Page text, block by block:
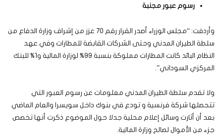
رسوم عبور مجنبة
وأردفت: “مجلس الوزراء أصدر القرار رقم 70 عزز من إشراف وزارة الدفاع من
سلطة الطيران المدني وحتى الشركات القابضة للمطارات وفي عهد
النظام البائد كانت المطارات مملوكة بنسبة 99% لوزارة المالية و1% للبنك
المركزي السوداني”.
ولا تقدم سلطة الطيران المدني معلومات عن رسوم العبور التي
تتحصلها شركة فرنسية و تودع في بنوك داخل سويسرا والعام الماضي
بعد أن أثارت وسائل إعلام محلية جدلا حول الموضوع ذكرت أنها تخصص
جزء من الأموال لصالح وزارة المالية.